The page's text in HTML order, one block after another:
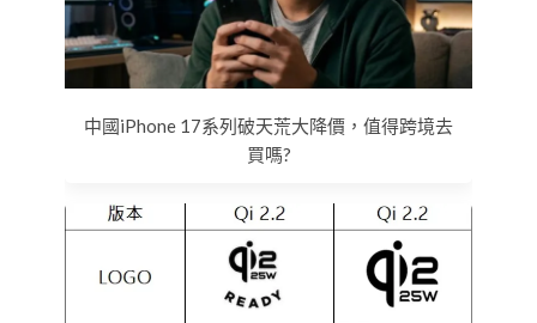
中國iPhone 17系列破天荒大降價，值得跨境去
買嗎?